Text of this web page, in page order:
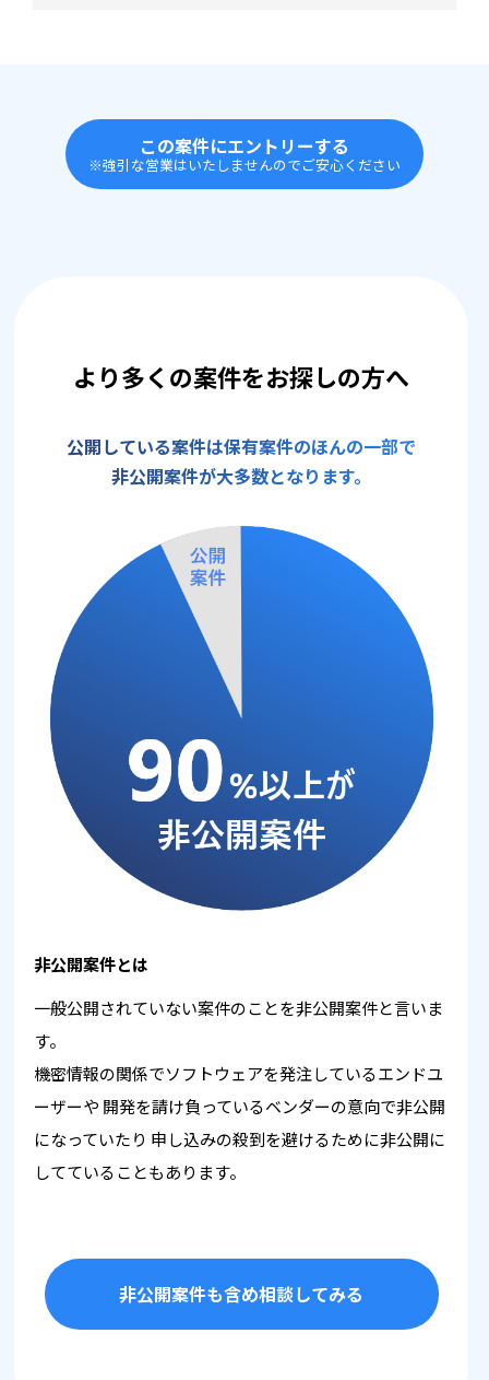
この案件にエントリーする
※強引な営業はいたしませんのでご安心ください
より多くの案件をお探しの方へ
公開している案件は保有案件のほんの一部で
非公開案件が大多数となります。
非公開案件とは
一般公開されていない案件のことを非公開案件と言いま
す。
機密情報の関係でソフトウェアを発注しているエンドユ
ーザーや 開発を請け負っているベンダーの意向で非公開
になっていたり 申し込みの殺到を避けるために非公開に
してていることもあります。
非公開案件も含め相談してみる